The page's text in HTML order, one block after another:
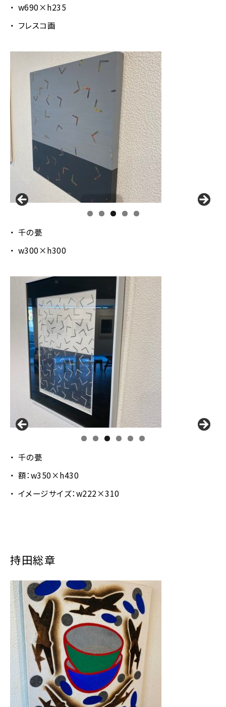
w690×h235
フレスコ画
千の甍
w300×h300
千の甍
額：w350×h430
イメージサイズ：w222×310
持田総章